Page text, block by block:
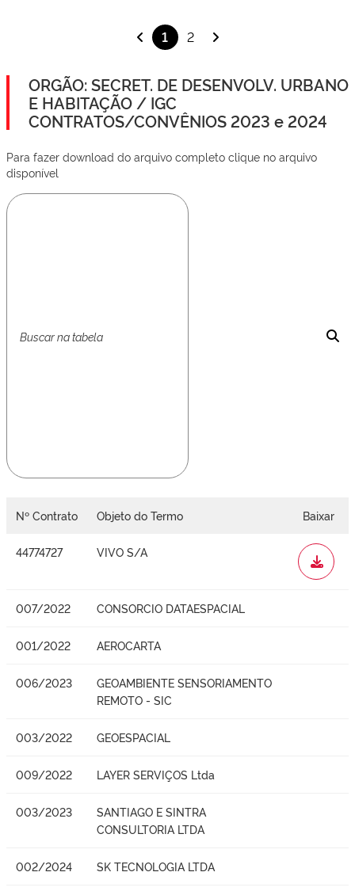
1 2
ORGÃO: SECRET. DE DESENVOLV. URBANO
E HABITAÇÃO / IGC
CONTRATOS/CONVÊNIOS 2023 e 2024
Para fazer download do arquivo completo clique no arquivo
disponível
Nº Contrato Objeto do Termo Baixar
44774727 VIVO S/A
WORD
007/2022 CONSORCIO DATAESPACIAL
001/2022 AEROCARTA
006/2023
GEOAMBIENTE SENSORIAMENTO
REMOTO - SIC
003/2022 GEOESPACIAL
009/2022 LAYER SERVIÇOS Ltda
003/2023
SANTIAGO E SINTRA
CONSULTORIA LTDA
002/2024 SK TECNOLOGIA LTDA